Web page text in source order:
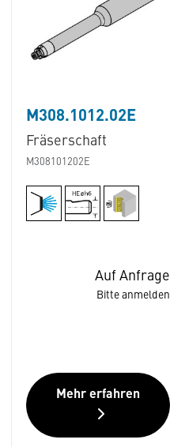
M308.1012.02E
Fräserschaft
M308101202E
Auf Anfrage
Bitte anmelden
Mehr erfahren